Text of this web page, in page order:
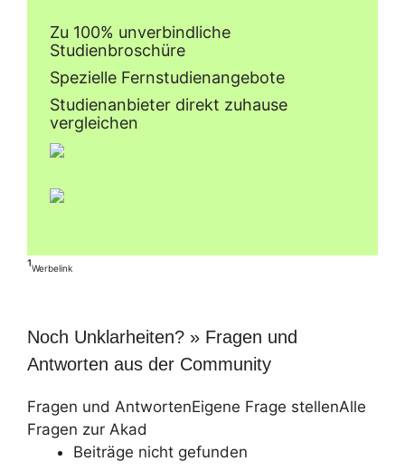
Zu 100% unverbindliche
Studienbroschüre
Spezielle Fernstudienangebote
Studienanbieter direkt zuhause
vergleichen
¹Werbelink
Noch Unklarheiten? » Fragen und
Antworten aus der Community
Fragen und AntwortenEigene Frage stellenAlle
Fragen zur Akad
Beiträge nicht gefunden